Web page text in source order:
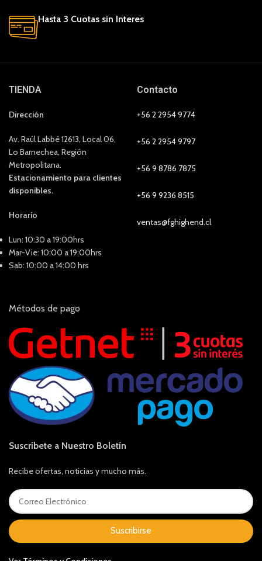
Hasta 3 Cuotas sin Interes
TIENDA
Dirección
Av. Raúl Labbé 12613, Local 06,
Lo Barnechea, Región
Metropolitana.
Estacionamiento para clientes
disponibles.
Horario
Lun: 10:30 a 19:00hrs
Mar-Vie: 10:00 a 19:00hrs
Sab: 10:00 a 14:00 hrs
Contacto
+56 2 2954 9774
+56 2 2954 9797
+56 9 8786 7875
+56 9 9236 8515
ventas@fghighend.cl
Métodos de pago
Suscríbete a Nuestro Boletín
Recibe ofertas, noticias y mucho más.
Suscribirse